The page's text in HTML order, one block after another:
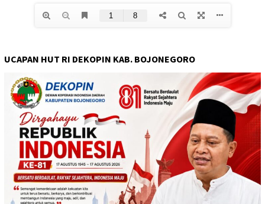
UCAPAN HUT RI DEKOPIN KAB. BOJONEGORO